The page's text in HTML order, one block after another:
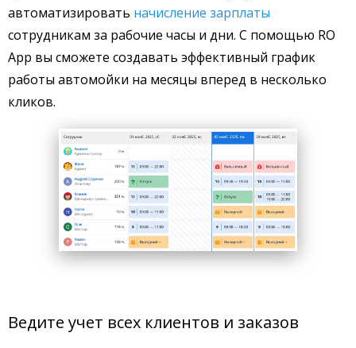
автоматизировать начисление зарплаты
сотрудникам за рабочие часы и дни. С помощью RO
App вы сможете создавать эффективный график
работы автомойки на месяцы вперед в несколько
кликов.
Ведите учет всех клиентов и заказов